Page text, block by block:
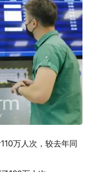
万人次，较去年同